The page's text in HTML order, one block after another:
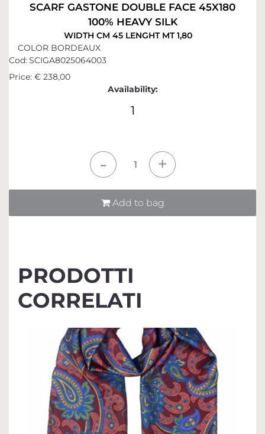
SCARF GASTONE DOUBLE FACE 45X180
100% HEAVY SILK
WIDTH CM 45 LENGHT MT 1,80
COLOR BORDEAUX
Cod:SCIGA8025064003
Price: € 238,00
Availability:
1
Add to bag
PRODOTTI
CORRELATI